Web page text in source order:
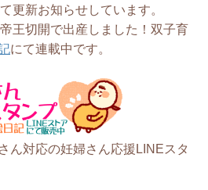
更新お知らせしています。
王切開で出産しました！双子育
にて連載中です。
ん対応の妊婦さん応援LINEスタ